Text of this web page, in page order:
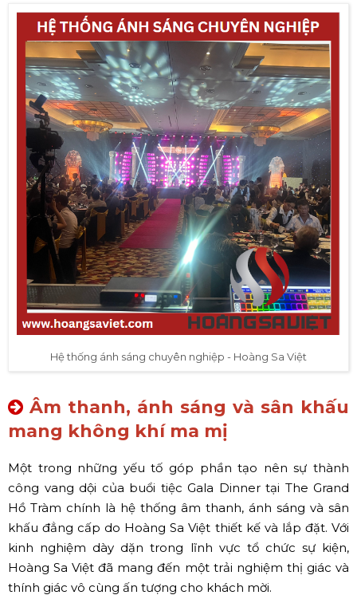
Hệ thống ánh sáng chuyên nghiệp - Hoàng Sa Việt
Âm thanh, ánh sáng và sân khấu
mang không khí ma mị
Một trong những yếu tố góp phần tạo nên sự thành
công vang dội của buổi tiệc Gala Dinner tại The Grand
Hồ Tràm chính là hệ thống âm thanh, ánh sáng và sân
khấu đẳng cấp do Hoàng Sa Việt thiết kế và lắp đặt. Với
kinh nghiệm dày dặn trong lĩnh vực tổ chức sự kiện,
Hoàng Sa Việt đã mang đến một trải nghiệm thị giác và
thính giác vô cùng ấn tượng cho khách mời.